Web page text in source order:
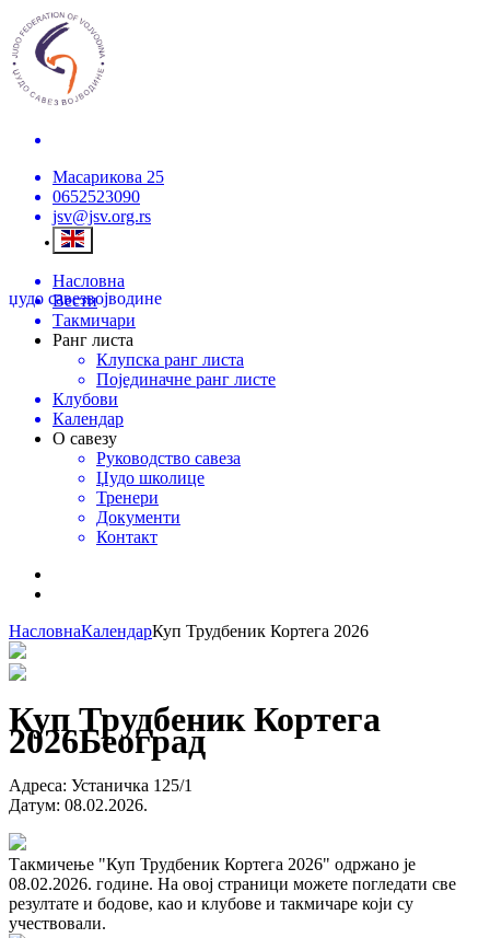
Масарикова 25
0652523090
jsv@jsv.org.rs
џудо савезвојводине
Насловна
Вести
Такмичари
Ранг листа
Клупска ранг листа
Појединачне ранг листе
Клубови
Календар
О савезу
Руководство савеза
Џудо школице
Тренери
Документи
Контакт
НасловнаКалендарКуп Трудбеник Кортега 2026
Куп Трудбеник Кортега
2026Београд
Адреса: Устаничка 125/1
Датум: 08.02.2026.
Такмичење "Куп Трудбеник Кортега 2026" одржано је
08.02.2026. године. На овој страници можете погледати све
резултате и бодове, као и клубове и такмичаре који су
учествовали.